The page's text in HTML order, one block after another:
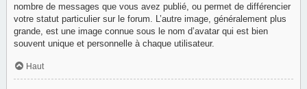
nombre de messages que vous avez publié, ou permet de différencier
votre statut particulier sur le forum. L’autre image, généralement plus
grande, est une image connue sous le nom d’avatar qui est bien
souvent unique et personnelle à chaque utilisateur.
Haut